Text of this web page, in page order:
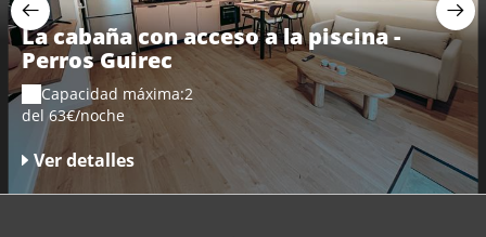
La cabaña con acceso a la piscina -
Perros Guirec
Capacidad máxima:2
del 63€/noche
Ver detalles